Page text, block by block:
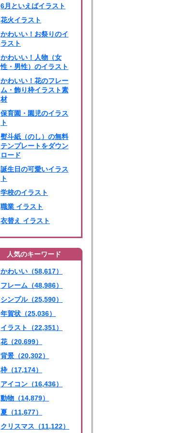
6月といえばイラスト
花火イラスト
かわいい！お祭りのイ
ラスト
かわいい！人物（女
性・男性）のイラスト
かわいい！花のフレー
ム・飾り枠イラスト素
材
保育園・園児のイラス
ト
熨斗紙（のし）の無料
テンプレートをダウン
ロード
誕生日の可愛いイラス
ト
学校のイラスト
職業 イラスト
衣替え イラスト
人気のキーワード
かわいい（58,617）
フレーム（48,986）
シンプル（25,590）
年賀状（25,036）
イラスト（22,351）
花（20,699）
背景（20,302）
枠（17,174）
アイコン（16,436）
動物（14,879）
夏（11,677）
クリスマス（11,122）